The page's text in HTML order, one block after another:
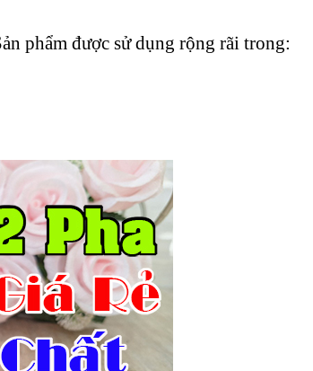
phẩm được sử dụng rộng rãi trong: